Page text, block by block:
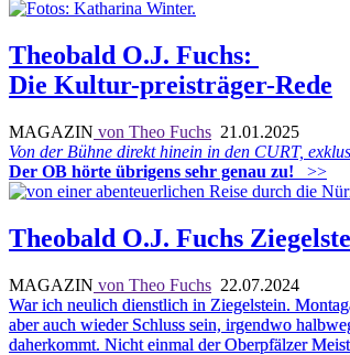
Theobald O.J. Fuchs:
Die Kultur-preisträger-Rede
MAGAZIN von Theo Fuchs 21.01.2025
Von der Bühne direkt hinein in den CURT,
Der OB hörte übrigens sehr genau zu!
>>
Theobald O.J. Fuchs
MAGAZIN von Theo Fuchs 22.07.2024
War ich neulich dienstlich in Ziegelstein.
aber auch wieder Schluss sein, irgendwo
daherkommt. Nicht einmal der Oberpfälzer